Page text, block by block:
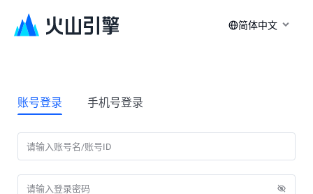
简体中文
账号登录 手机号登录